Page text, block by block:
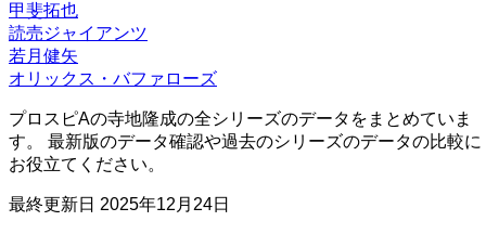
甲斐拓也
読売ジャイアンツ
若月健矢
オリックス・バファローズ
プロスピAの寺地隆成の全シリーズのデータをまとめていま
す。 最新版のデータ確認や過去のシリーズのデータの比較に
お役立てください。
最終更新日 2025年12月24日